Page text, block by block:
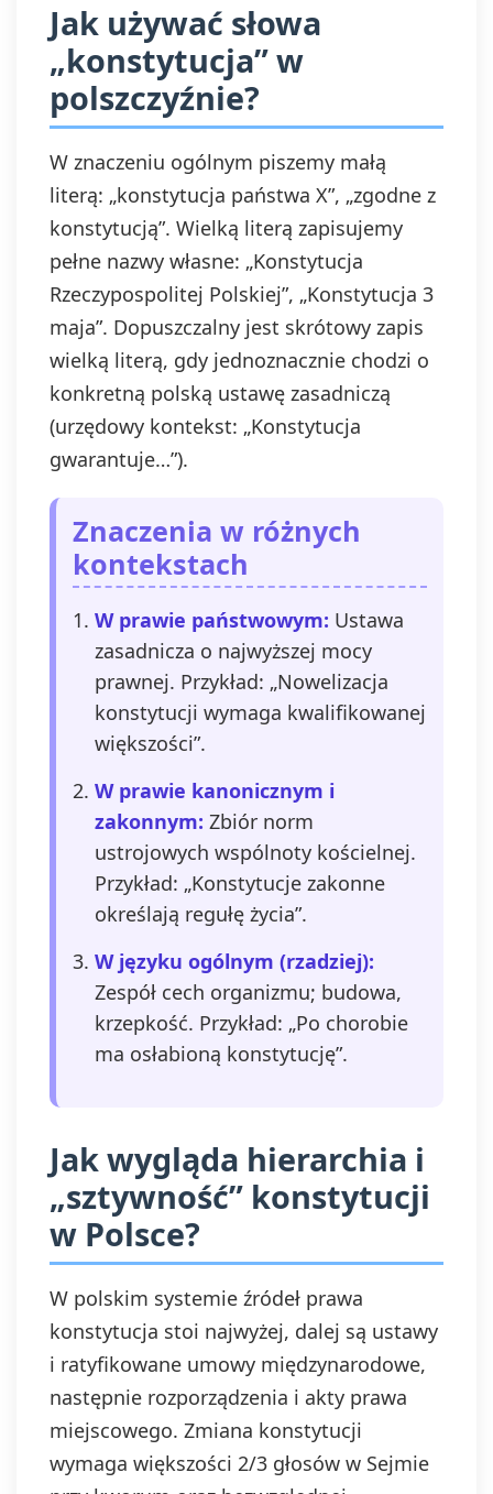
Jak używać słowa
„konstytucja” w
polszczyźnie?
W znaczeniu ogólnym piszemy małą
literą: „konstytucja państwa X”, „zgodne z
konstytucją”. Wielką literą zapisujemy
pełne nazwy własne: „Konstytucja
Rzeczypospolitej Polskiej”, „Konstytucja 3
maja”. Dopuszczalny jest skrótowy zapis
wielką literą, gdy jednoznacznie chodzi o
konkretną polską ustawę zasadniczą
(urzędowy kontekst: „Konstytucja
gwarantuje…”).
Znaczenia w różnych
kontekstach
W prawie państwowym: Ustawa
zasadnicza o najwyższej mocy
prawnej. Przykład: „Nowelizacja
konstytucji wymaga kwalifikowanej
większości”.
W prawie kanonicznym i
zakonnym: Zbiór norm
ustrojowych wspólnoty kościelnej.
Przykład: „Konstytucje zakonne
określają regułę życia”.
W języku ogólnym (rzadziej):
Zespół cech organizmu; budowa,
krzepkość. Przykład: „Po chorobie
ma osłabioną konstytucję”.
Jak wygląda hierarchia i
„sztywność” konstytucji
w Polsce?
W polskim systemie źródeł prawa
konstytucja stoi najwyżej, dalej są ustawy
i ratyfikowane umowy międzynarodowe,
następnie rozporządzenia i akty prawa
miejscowego. Zmiana konstytucji
wymaga większości 2/3 głosów w Sejmie